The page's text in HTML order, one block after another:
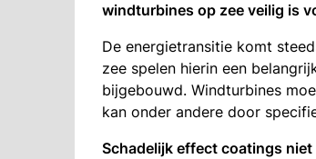
windturbines op zee veilig is
De energietransitie komt
zee spelen hierin een
bijgebouwd. Windturbines
kan onder andere door
Schadelijk effect coatings